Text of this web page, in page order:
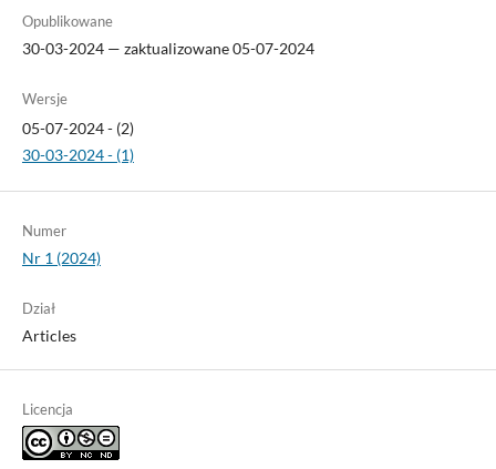
Opublikowane
30-03-2024 — zaktualizowane 05-07-2024
Wersje
05-07-2024 - (2)
30-03-2024 - (1)
Numer
Nr 1 (2024)
Dział
Articles
Licencja